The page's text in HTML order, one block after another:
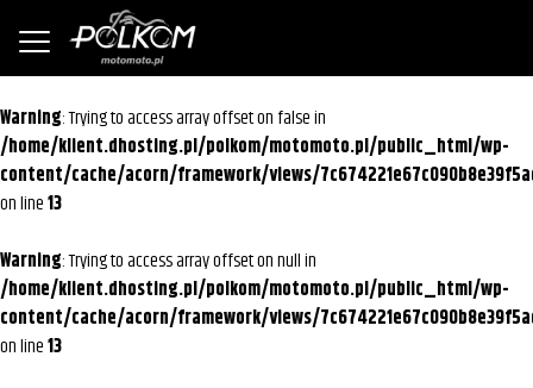
Warning : Trying to access array offset on false in
/home/klient.dhosting.pl/polkom/motomoto.pl/public_html/wp-
content/cache/acorn/framework/views/
on line13
Warning : Trying to access array offset on null in
/home/klient.dhosting.pl/polkom/motomoto.pl/public_html/wp-
content/cache/acorn/framework/views/
on line13